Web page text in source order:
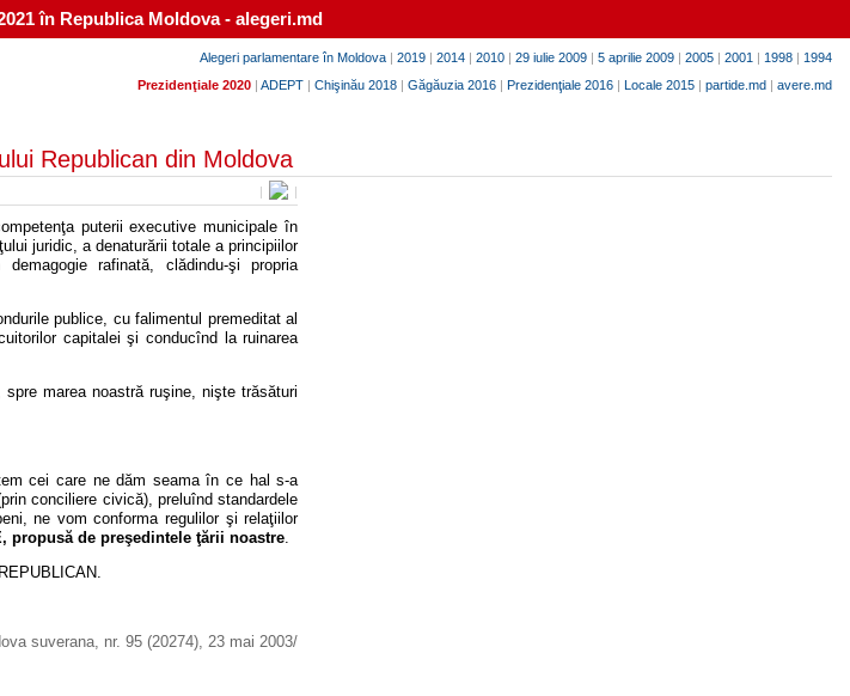
în Republica Moldova - alegeri.md
Alegeri parlamentare în Moldova | 2019 | 2014 | 2010 | 29 iulie 2009 | 5 aprilie 2009 | 2005 | 2001 | 1998 | 1994
Prezidenţiale 2020 | ADEPT | Chişinău 2018 | Găgăuzia 2016 | Prezidenţiale 2016 | Locale 2015 | partide.md | avere.md
Republican din Moldova
| |
puterii executive municipale în
juridic, a denaturării totale a principiilor
rafinată, clădindu-şi propria
publice, cu falimentul premeditat al
capitalei şi conducînd la ruinarea
marea noastră ruşine, nişte trăsături
cei care ne dăm seama în ce hal s-a
conciliere civică), preluînd standardele
ne vom conforma regulilor şi relaţiilor
propusă de preşedintele ţării noastre.
suverana, nr. 95 (20274), 23 mai 2003/